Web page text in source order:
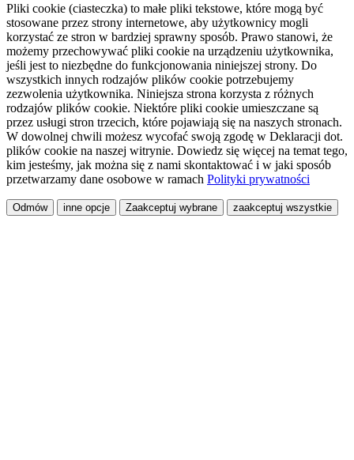
Pliki cookie (ciasteczka) to małe pliki tekstowe, które mogą być
stosowane przez strony internetowe, aby użytkownicy mogli
korzystać ze stron w bardziej sprawny sposób. Prawo stanowi, że
możemy przechowywać pliki cookie na urządzeniu użytkownika,
jeśli jest to niezbędne do funkcjonowania niniejszej strony. Do
wszystkich innych rodzajów plików cookie potrzebujemy
zezwolenia użytkownika. Niniejsza strona korzysta z różnych
rodzajów plików cookie. Niektóre pliki cookie umieszczane są
przez usługi stron trzecich, które pojawiają się na naszych stronach.
W dowolnej chwili możesz wycofać swoją zgodę w Deklaracji dot.
plików cookie na naszej witrynie. Dowiedz się więcej na temat tego,
kim jesteśmy, jak można się z nami skontaktować i w jaki sposób
przetwarzamy dane osobowe w ramach Polityki prywatności
Odmów inne opcje Zaakceptuj wybrane zaakceptuj wszystkie